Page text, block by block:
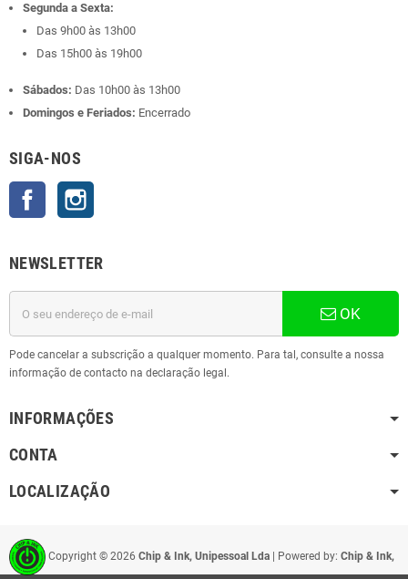
Segunda a Sexta:
Das 9h00 às 13h00
Das 15h00 às 19h00
Sábados: Das 10h00 às 13h00
Domingos e Feriados: Encerrado
SIGA-NOS
Facebook
NEWSLETTER
OK
Pode cancelar a subscrição a qualquer momento. Para tal, consulte a nossa
informação de contacto na declaração legal.
INFORMAÇÕES
CONTA
LOCALIZAÇÃO
Copyright © 2026 Chip & Ink, Unipessoal Lda | Powered by: Chip & Ink,